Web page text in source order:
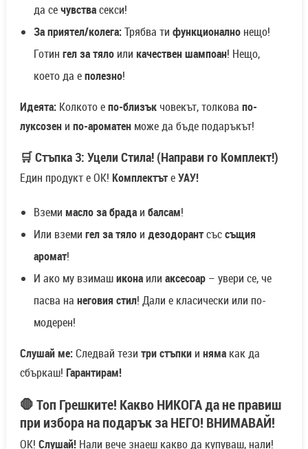
да сечувствасекси!
За приятел/колега:Трябва ти функционалнонещо!
Готин гел за тялоили качествен шампоан! Нещо,
което да еполезно!
Идеята:Колкото епо-близъкчовекът, толкова по-
луксозени по-ароматенможе да бъде подаръкът!
🛒 Стъпка 3: Уцели Стила! (Направи го Комплект!)
Един продукт е ОК! КомплектътеУАУ!
Вземи масло за брадаи балсам!
Или вземи гел за тялои дезодорантсъссъщия
аромат!
И ако му взимашиконаили аксесоар– увери се, че
пасва на неговия стил! Дали е класически или по-
модерен!
Слушай ме:Следвай тези три стъпкии нямакак да
сбъркаш! Гарантирам!
🛑 Топ Грешките! Какво НИКОГА да не правиш
при избора на подарък за НЕГО! ВНИМАВАЙ!
ОК! Слушай! Нали вече знаеш какво да купуваш, нали!